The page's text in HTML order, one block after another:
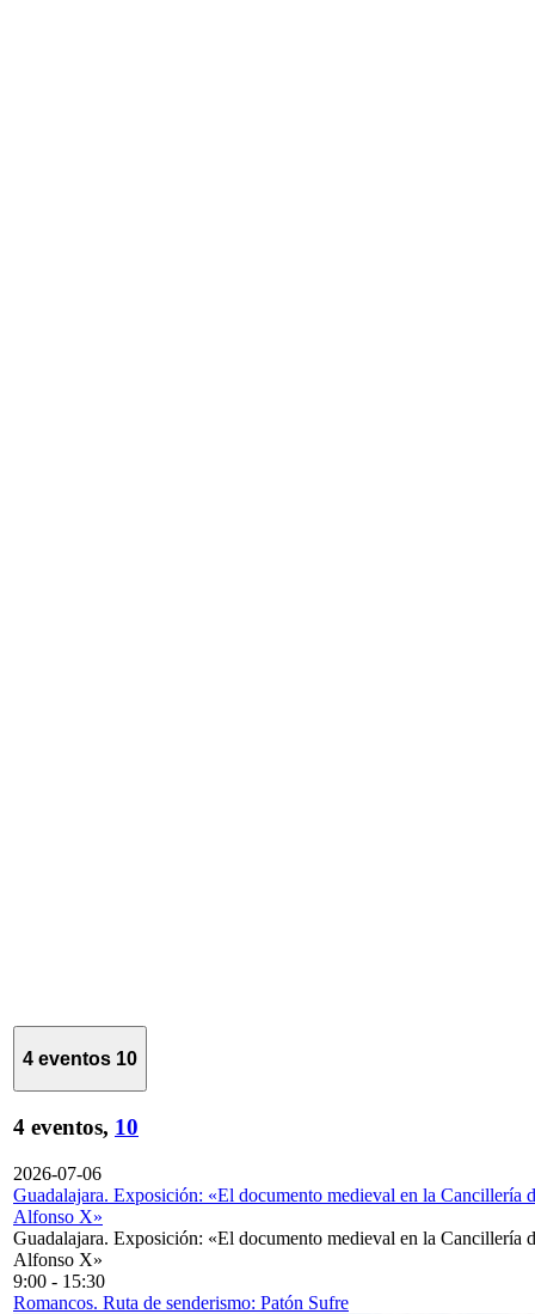
4 eventos 10
4 eventos, 10
2026-07-06
Guadalajara. Exposición: «El documento medieval en la Cancillería
Alfonso X»
Guadalajara. Exposición: «El documento medieval en la Cancillería
Alfonso X»
9:00 - 15:30
Romancos. Ruta de senderismo: Patón Sufre